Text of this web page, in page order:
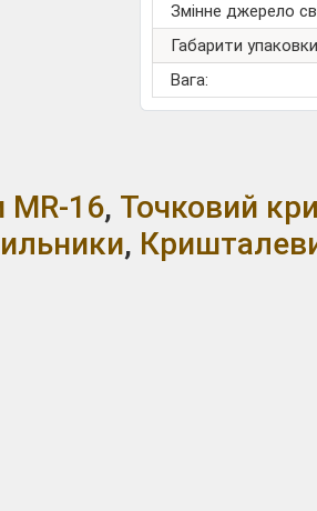
Змінне джерело
Габарити
Вага:
MR-16, Точковий
,